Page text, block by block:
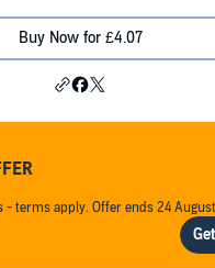
Buy Now for £4.07
- terms apply. Offer ends 24